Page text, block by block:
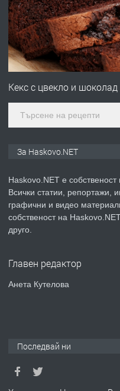
ПРЕДЛАГА
ПРЕДЛАГА
ПРЕДЛАГА
ПРЕДЛАГА
Кекс с цвекло и шоколад
За Haskovo.NET
Haskovo.NET е
Всички статии, репортажи,
графични и видео
собственост на
друго.
Главен редактор
Анета Кутелова
Последвай ни